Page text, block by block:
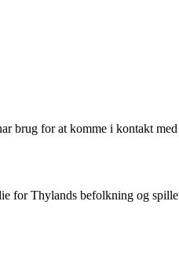
brug for at komme i kontakt
for Thylands befolkning og